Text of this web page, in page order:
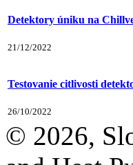
Detektory úniku na
21/12/2022
Testovanie citlivosti
26/10/2022
© 2026,